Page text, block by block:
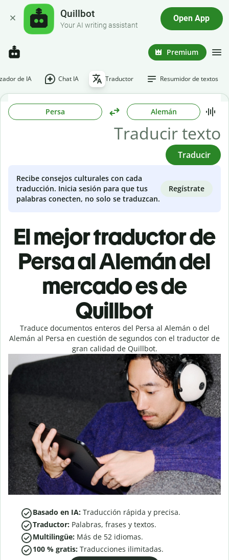
Quillbot
Your AI writing assistant
Open App
Premium
de IA Chat IA Traductor Resumidor de textos
Persa Alemán
Traducir
Recibe consejos culturales con cada
traducción. Inicia sesión para que tus
palabras conecten, no solo se traduzcan.
Regístrate
El mejor traductor de
Persa al Alemán del
mercado es de
Quillbot
Traduce documentos enteros del Persa al Alemán o del
Alemán al Persa en cuestión de segundos con el traductor de
gran calidad de Quillbot.
Basado en IA: Traducción rápida y precisa.
Traductor: Palabras, frases y textos.
Multilingüe: Más de 52 idiomas.
100 % gratis: Traducciones ilimitadas.